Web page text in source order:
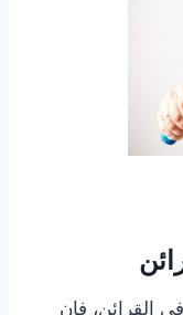
القرائن، فإن